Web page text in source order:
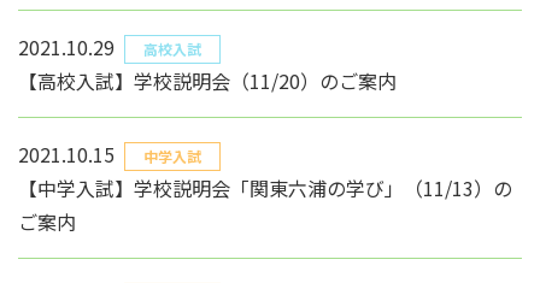
2021.10.29 高校入試
【高校入試】学校説明会（11/20）のご案内
2021.10.15 中学入試
【中学入試】学校説明会「関東六浦の学び」（11/13）の
ご案内